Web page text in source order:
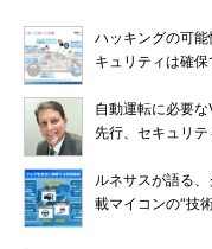
ハッキングの可
キュリティは確
自動運転に必要
先行、セキュリテ
ルネサスが語る
載マイコンの“技